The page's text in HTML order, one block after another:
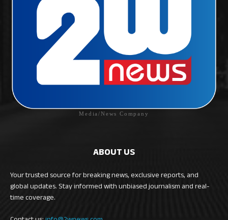
Media/News Company
ABOUT US
Your trusted source for breaking news, exclusive reports, and
global updates. Stay informed with unbiased journalism and real-
time coverage.